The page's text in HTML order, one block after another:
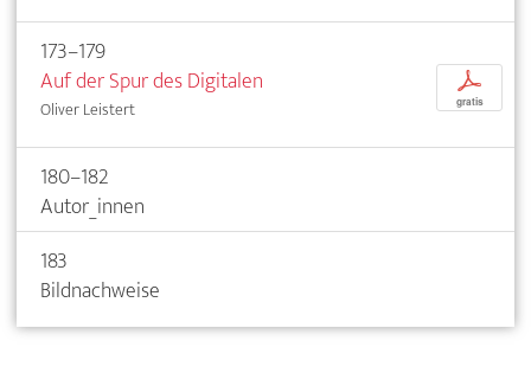
173–179
Auf der Spur des Digitalen
Oliver Leistert
p
gratis
180–182
Autor_innen
183
Bildnachweise